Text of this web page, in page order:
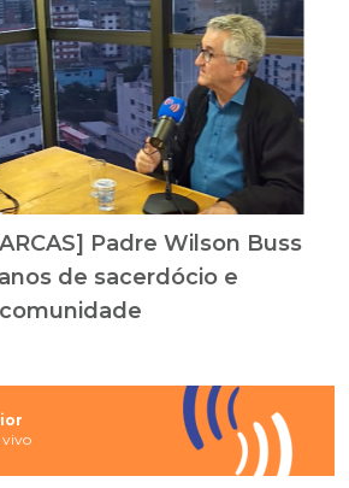
Padre Wilson Buss
de sacerdócio e
vivo